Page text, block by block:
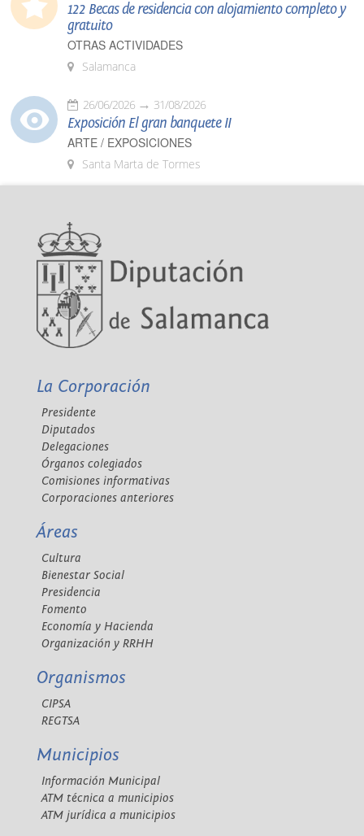
122 Becas de residencia con alojamiento completo y
gratuito
OTRAS ACTIVIDADES
Salamanca
26/06/2026 31/08/2026
Exposición El gran banquete II
ARTE / EXPOSICIONES
Santa Marta de Tormes
La Corporación
Presidente
Diputados
Delegaciones
Órganos colegiados
Comisiones informativas
Corporaciones anteriores
Áreas
Cultura
Bienestar Social
Presidencia
Fomento
Economía y Hacienda
Organización y RRHH
Organismos
CIPSA
REGTSA
Municipios
Información Municipal
ATM técnica a municipios
ATM jurídica a municipios